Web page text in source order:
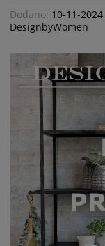
Dodano: 10-11-2024
DesignbyWomen